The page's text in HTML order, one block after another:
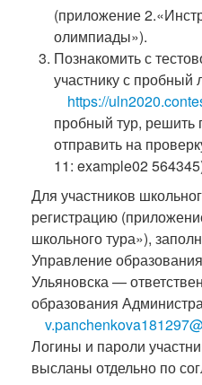
(приложение
олимпиады»).
Познакомить с
участнику с пробный
https://
пробный тур, решить
отправить на
11: example02
Для участников
регистрацию
школьного тура»),
Управление
Ульяновска —
образования
Логины и пароли
высланы отдельно по